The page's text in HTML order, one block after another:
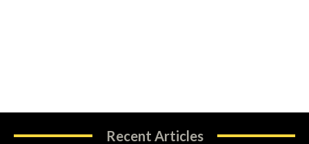
Recent Articles